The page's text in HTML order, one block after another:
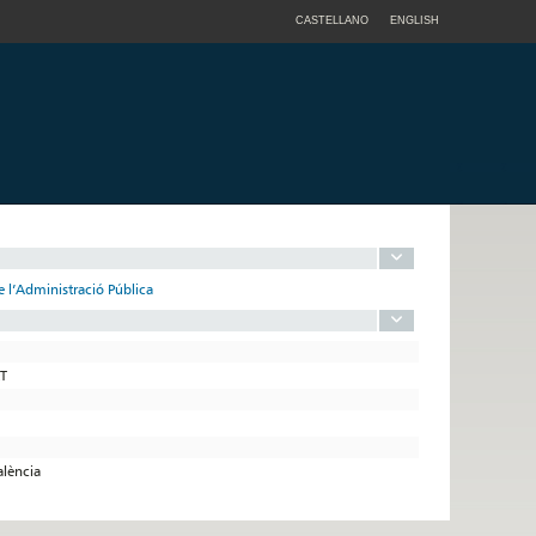
CASTELLANO ENGLISH
l’Administració Pública